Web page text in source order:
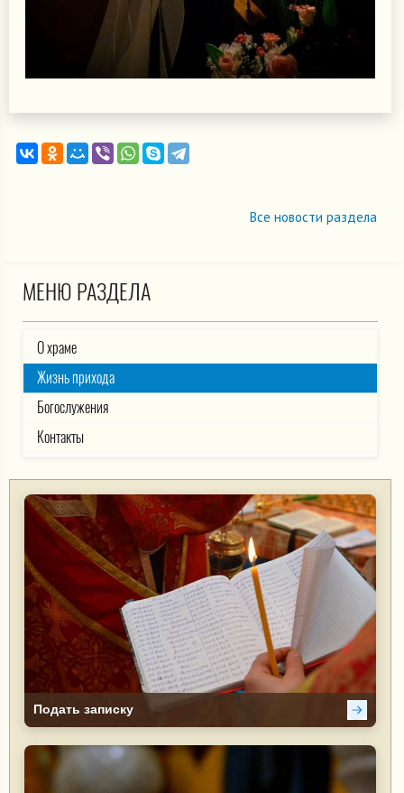
Все новости раздела
МЕНЮ РАЗДЕЛА
О храме
Жизнь прихода
Богослужения
Контакты